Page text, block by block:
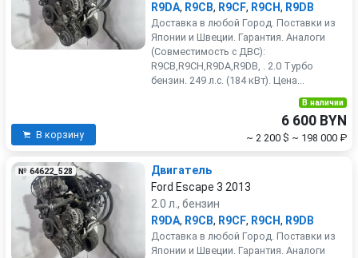
R9DA, R9CB, R9CF, R9CH, R9DB
Доставка в любой Город. Поставки из
Японии и Швеции. Гарантия. Аналоги
(Совместимость с ДВС):
R9CB,R9CH,R9DA,R9DB, . 2.0 Турбо
бензин. 249 л.с. (184 кВт). Цена...
В корзину
В наличии
6 600 BYN
~ 2 200 $ ~ 198 000 ₽
№ 64622_528
Двигатель
Ford Escape 3 2013
2.0 л., бензин
R9DA, R9CB, R9CF, R9CH, R9DB
Доставка в любой Город. Поставки из
Японии и Швеции. Гарантия. Аналоги